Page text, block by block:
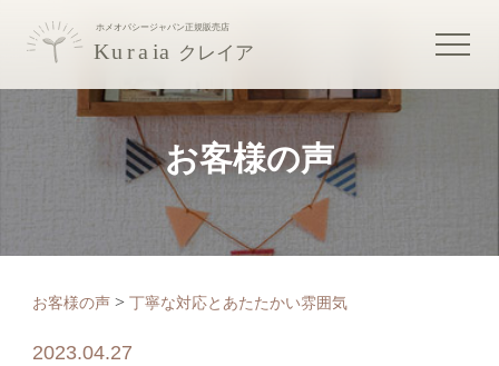
お客様の声
お客様の声> 丁寧な対応とあたたかい雰囲気
2023.04.27